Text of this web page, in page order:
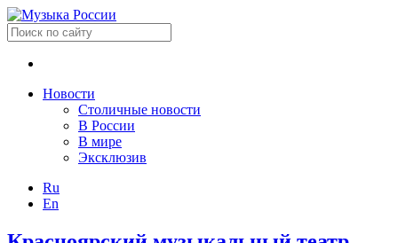
Новости
Столичные новости
В России
В мире
Эксклюзив
Ru
En